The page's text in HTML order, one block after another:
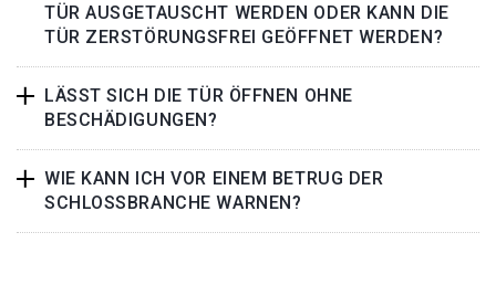
TÜR AUSGETAUSCHT WERDEN ODER KANN DIE
TÜR ZERSTÖRUNGSFREI GEÖFFNET WERDEN?
LÄSST SICH DIE TÜR ÖFFNEN OHNE
BESCHÄDIGUNGEN?
WIE KANN ICH VOR EINEM BETRUG DER
SCHLOSSBRANCHE WARNEN?